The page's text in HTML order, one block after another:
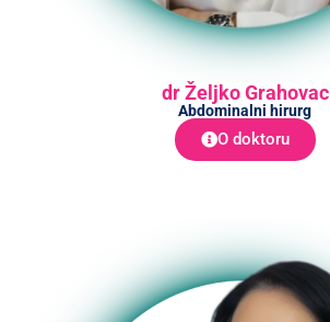
dr Željko Grahovac
Abdominalni hirurg
O doktoru